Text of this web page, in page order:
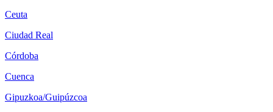
Ceuta
Ciudad Real
Córdoba
Cuenca
Gipuzkoa/Guipúzcoa